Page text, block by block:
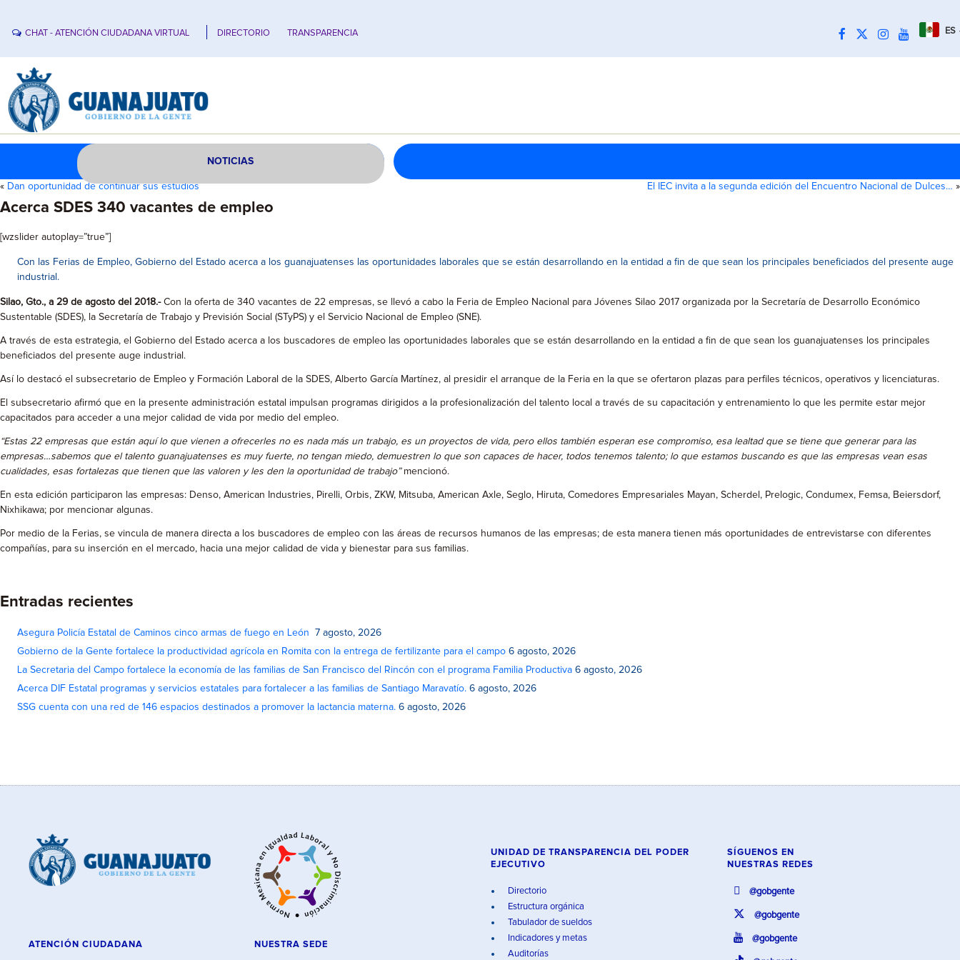
CHAT - ATENCIÓN CIUDADANA VIRTUAL DIRECTORIO TRANSPARENCIA ES
NOTICIAS
« Dan oportunidad de continuar sus estudios El IEC invita a la segunda edición del Encuentro Nacional de Dulces… »
Acerca SDES 340 vacantes de empleo
[wzslider autoplay=”true”]
Con las Ferias de Empleo, Gobierno del Estado acerca a los guanajuatenses las oportunidades laborales que se están desarrollando en la entidad a fin de que sean los principales beneficiados del presente auge
industrial.
Silao, Gto., a 29 de agosto del 2018.­-Con la oferta de 340 vacantes de 22 empresas, se llevó a cabo la Feria de Empleo Nacional para Jóvenes Silao 2017 organizada por la Secretaría de Desarrollo Económico
Sustentable (SDES), la Secretaría de Trabajo y Previsión Social (STyPS) y el Servicio Nacional de Empleo (SNE).
A través de esta estrategia, el Gobierno del Estado acerca a los buscadores de empleo las oportunidades laborales que se están desarrollando en la entidad a fin de que sean los guanajuatenses los principales
beneficiados del presente auge industrial.
Así lo destacó el subsecretario de Empleo y Formación Laboral de la SDES, Alberto García Martínez, al presidir el arranque de la Feria en la que se ofertaron plazas para perfiles técnicos, operativos y licenciaturas.
El subsecretario afirmó que en la presente administración estatal impulsan programas dirigidos a la profesionalización del talento local a través de su capacitación y entrenamiento lo que les permite estar mejor
capacitados para acceder a una mejor calidad de vida por medio del empleo.
“Estas 22 empresas que están aquí lo que vienen a ofrecerles no es nada más un trabajo, es un proyectos de vida, pero ellos también esperan ese compromiso, esa lealtad que se tiene que generar para las
empresas…sabemos que el talento guanajuatenses es muy fuerte, no tengan miedo, demuestren lo que son capaces de hacer, todos tenemos talento; lo que estamos buscando es que las empresas vean esas
cualidades, esas fortalezas que tienen que las valoren y les den la oportunidad de trabajo”mencionó.
En esta edición participaron las empresas: Denso, American Industries, Pirelli, Orbis, ZKW, Mitsuba, American Axle, Seglo, Hiruta, Comedores Empresariales Mayan, Scherdel, Prelogic, Condumex, Femsa, Beiersdorf,
Nixhikawa; por mencionar algunas.
Por medio de la Ferias, se vincula de manera directa a los buscadores de empleo con las áreas de recursos humanos de las empresas; de esta manera tienen más oportunidades de entrevistarse con diferentes
compañías, para su inserción en el mercado, hacia una mejor calidad de vida y bienestar para sus familias.
Entradas recientes
Asegura Policía Estatal de Caminos cinco armas de fuego en León
7 agosto, 2026
Gobierno de la Gente fortalece la productividad agrícola en Romita con la entrega de fertilizante para el campo 6 agosto, 2026
La Secretaria del Campo fortalece la economía de las familias de San Francisco del Rincón con el programa Familia Productiva 6 agosto, 2026
Acerca DIF Estatal programas y servicios estatales para fortalecer a las familias de Santiago Maravatío. 6 agosto, 2026
SSG cuenta con una red de 146 espacios destinados a promover la lactancia materna. 6 agosto, 2026
ATENCIÓN CIUDADANA NUESTRA SEDE
UNIDAD DE TRANSPARENCIA DEL PODER
EJECUTIVO
Directorio
Estructura orgánica
Tabulador de sueldos
Indicadores y metas
Auditorías
SÍGUENOS EN
NUESTRAS REDES
@gobgente
@gobgente
@gobgente